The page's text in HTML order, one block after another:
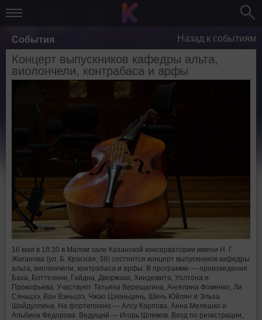
События Назад к событиям
Концерт выпускников кафедры альта,
виолончели, контрабаса и арфы
16 мая в 18:30 в Малом зале Казанской консерватории имени Н. Г.
Жиганова (ул. Б. Красная, 38) состоится концерт выпускников кафедры
альта, виолончели, контрабаса и арфы. В программе — произведения
Баха, Боттезини, Гайдна, Дворжака, Хиндемита, Уолтона и
Прокофьева. Участвуют Татьяна Верещагина, Ангелина Фоменко, Ли
Сяньцзэ, Ван Вэньцзэ, Чжао Цзюньцинь, Шень Юйлян и Эльза
Шайдуллина. На фортепиано — Алсу Карпова, Анна Мелешко и
Альбина Федорова. Ведущий — Игорь Шлемов. Вход по регистрации,